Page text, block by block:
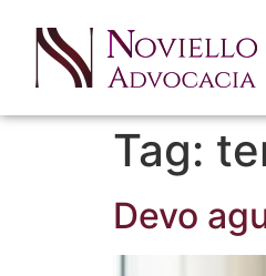
Tag:
Devo